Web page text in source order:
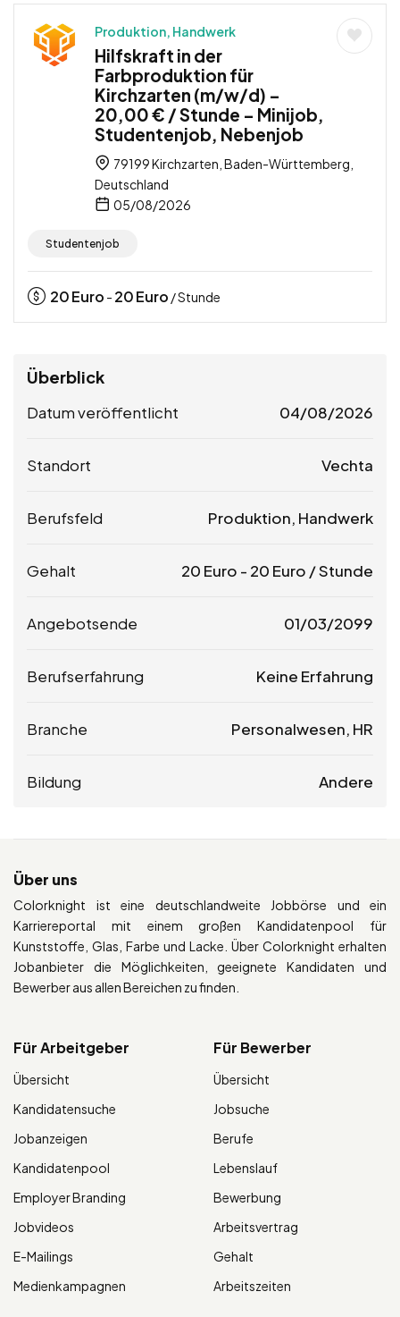
Produktion, Handwerk
Hilfskraft in der
Farbproduktion für
Kirchzarten (m/w/d) –
20,00 € / Stunde – Minijob,
Studentenjob, Nebenjob
79199 Kirchzarten, Baden-Württemberg,
Deutschland
05/08/2026
Studentenjob
20Euro - 20Euro / Stunde
Überblick
Datum veröffentlicht 04/08/2026
Standort Vechta
Berufsfeld Produktion, Handwerk
Gehalt 20 Euro - 20 Euro / Stunde
Angebotsende 01/03/2099
Berufserfahrung Keine Erfahrung
Branche Personalwesen, HR
Bildung Andere
Über uns
Colorknight ist eine deutschlandweite Jobbörse und ein
Karriereportal mit einem großen Kandidatenpool für
Kunststoffe, Glas, Farbe und Lacke. Über Colorknight erhalten
Jobanbieter die Möglichkeiten, geeignete Kandidaten und
Bewerber aus allen Bereichen zu finden.
Für Arbeitgeber
Übersicht
Kandidatensuche
Jobanzeigen
Kandidatenpool
Employer Branding
Jobvideos
E-Mailings
Medienkampagnen
Für Bewerber
Übersicht
Jobsuche
Berufe
Lebenslauf
Bewerbung
Arbeitsvertrag
Gehalt
Arbeitszeiten